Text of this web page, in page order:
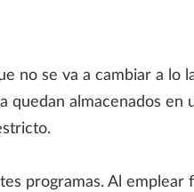
no se va a cambiar a lo
almacenados en
programas. Al emplear